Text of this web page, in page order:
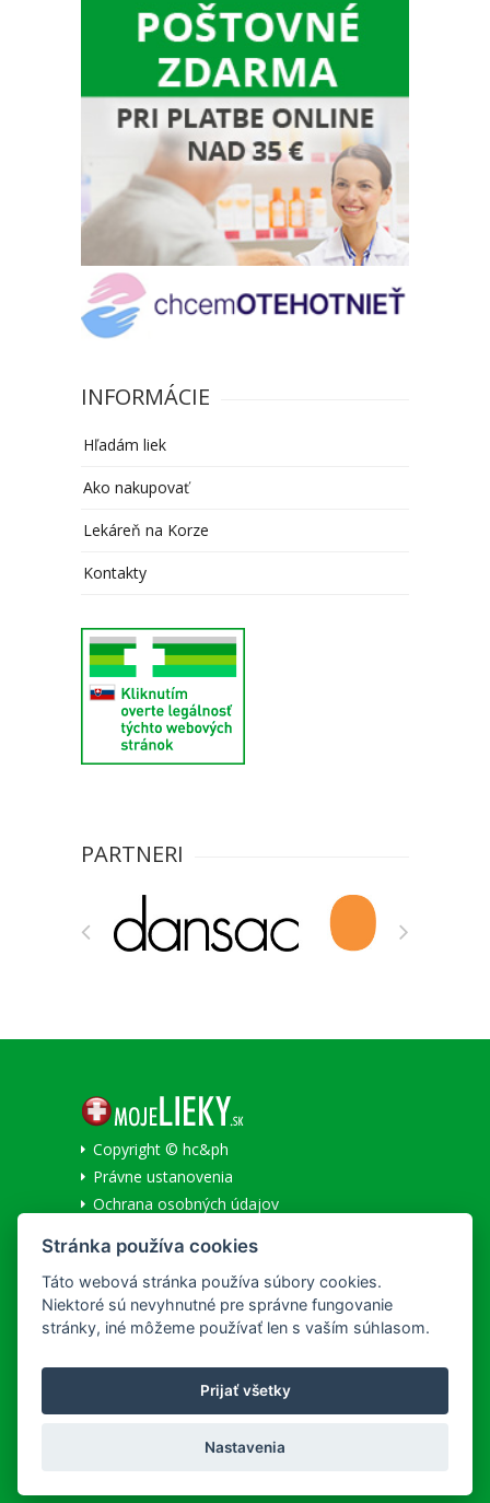
INFORMÁCIE
Hľadám liek
Ako nakupovať
Lekáreň na Korze
Kontakty
PARTNERI
Copyright © hc&ph
Právne ustanovenia
Ochrana osobných údajov
Národné centrum zdravotníckych informácií
SLUŽBY
Lekáreň na Korze
Doručenie a platba
REKLAMAČNÝ PORIADOK
Stránka používa cookies
Táto webová stránka používa súbory cookies.
Niektoré sú nevyhnutné pre správne fungovanie
stránky, iné môžeme používať len s vaším súhlasom.
Prijať všetky
Nastavenia